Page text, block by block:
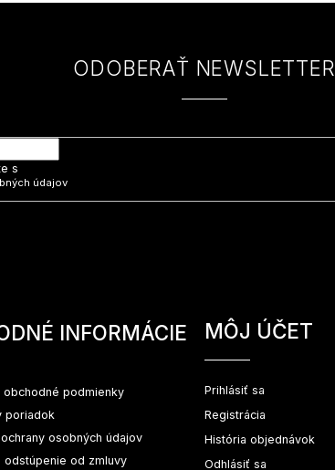
ODOBERAŤ NEWSLETTER
s
údajov
INFORMÁCIE
podmienky
poriadok
osobných údajov
odstúpenie od zmluvy
MÔJ ÚČET
Prihlásiť sa
Registrácia
História objednávok
Odhlásiť sa